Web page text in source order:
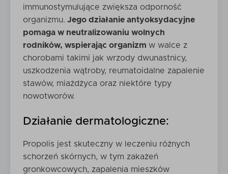
immunostymulujące zwiększa odporność
organizmu. Jego działanie antyoksydacyjne
pomaga w neutralizowaniu wolnych
rodników, wspierając organizm w walce z
chorobami takimi jak wrzody dwunastnicy,
uszkodzenia wątroby, reumatoidalne zapalenie
stawów, miażdżyca oraz niektóre typy
nowotworów.
Działanie dermatologiczne:
Propolis jest skuteczny w leczeniu różnych
schorzeń skórnych, w tym zakażeń
gronkowcowych, zapalenia mieszków